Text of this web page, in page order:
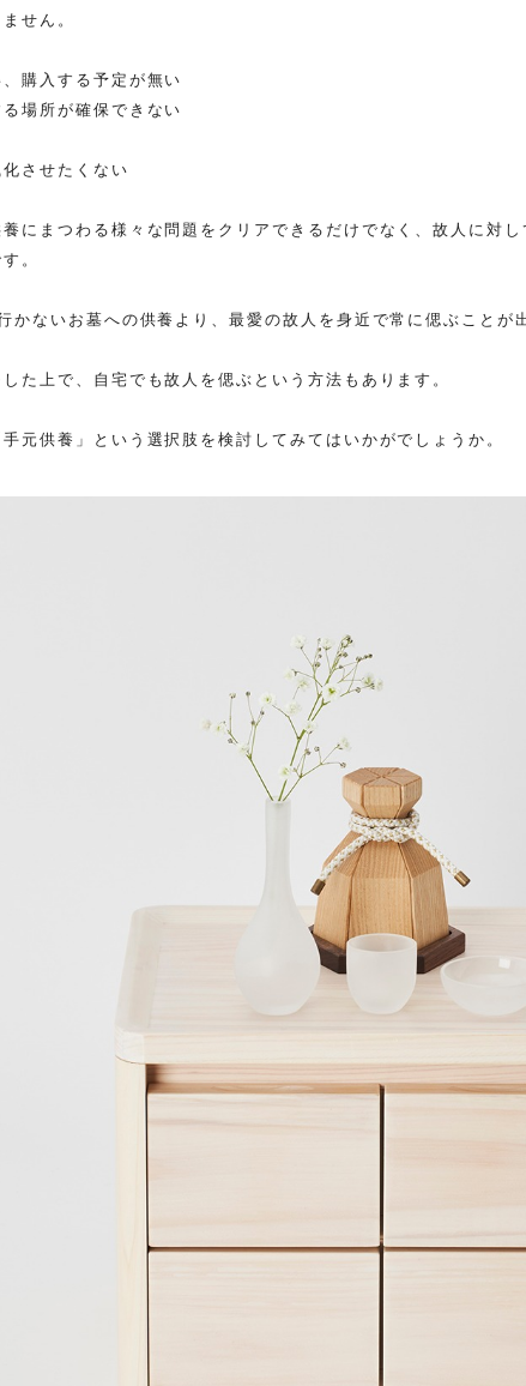
せん。
購入する予定が無い
場所が確保できない
させたくない
にまつわる様々な問題をクリアできるだけでなく、故人に対
。
かないお墓への供養より、最愛の故人を身近で常に偲ぶことが
た上で、自宅でも故人を偲ぶという方法もあります。
元供養」という選択肢を検討してみてはいかがでしょうか。